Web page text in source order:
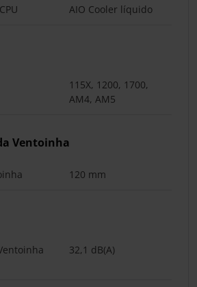
AIO Cooler líquido
115X, 1200, 1700,
AM4, AM5
Ventoinha
120 mm
32,1 dB(A)